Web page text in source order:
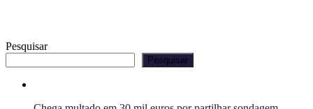
Pesquisar
Pesquisar